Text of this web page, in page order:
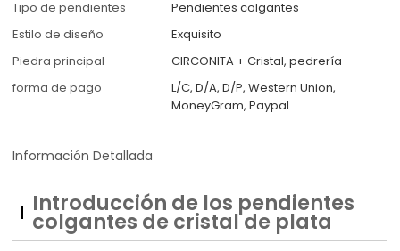
Tipo de pendientes
Pendientes colgantes
Estilo de diseño
Exquisito
Piedra principal
CIRCONITA + Cristal, pedrería
forma de pago
L/C, D/A, D/P, Western Union,
MoneyGram, Paypal
Información Detallada
Introducción de los pendientes
colgantes de cristal de plata